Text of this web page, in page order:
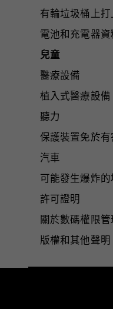
有輪垃圾桶上
電池和充電器資
兒童
醫療設備
植入式醫療設備
聽力
保護裝置免於
汽車
可能發生爆炸的
許可證明
關於數碼權限管
版權和其他聲明